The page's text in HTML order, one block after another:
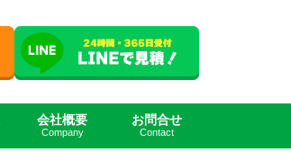
会社概要
Company
お問合せ
Contact